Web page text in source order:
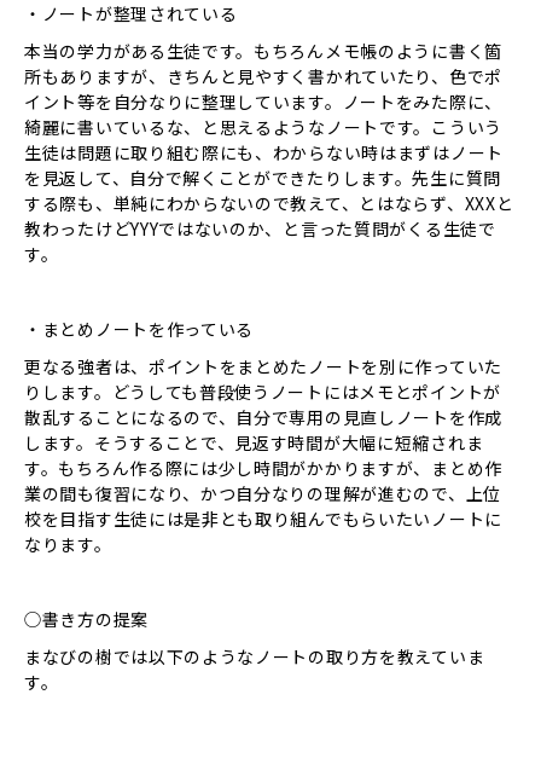
・ノートが整理されている
本当の学力がある生徒です。もちろんメモ帳のように書く箇
所もありますが、きちんと見やすく書かれていたり、色でポ
イント等を自分なりに整理しています。ノートをみた際に、
綺麗に書いているな、と思えるようなノートです。こういう
生徒は問題に取り組む際にも、わからない時はまずはノート
を見返して、自分で解くことができたりします。先生に質問
する際も、単純にわからないので教えて、とはならず、XXXと
教わったけどYYYではないのか、と言った質問がくる生徒で
す。
・まとめノートを作っている
更なる強者は、ポイントをまとめたノートを別に作っていた
りします。どうしても普段使うノートにはメモとポイントが
散乱することになるので、自分で専用の見直しノートを作成
します。そうすることで、見返す時間が大幅に短縮されま
す。もちろん作る際には少し時間がかかりますが、まとめ作
業の間も復習になり、かつ自分なりの理解が進むので、上位
校を目指す生徒には是非とも取り組んでもらいたいノートに
なります。
◯書き方の提案
まなびの樹では以下のようなノートの取り方を教えていま
す。